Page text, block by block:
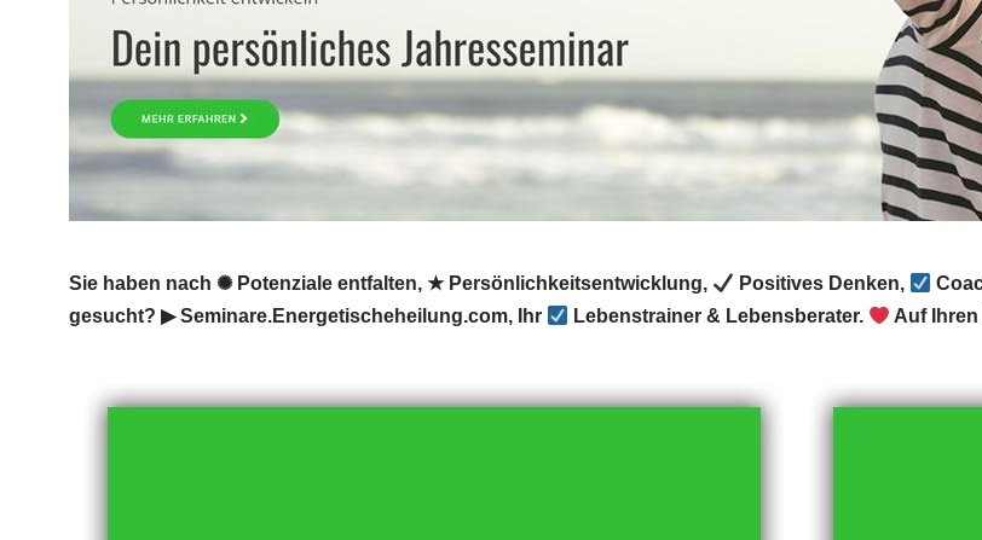
Sie haben nach ✺ Potenziale entfalten, ★ Persönlichkeitsentwicklung, Positives Denken,
gesucht? ▶︎ Seminare.Energetischeheilung.com, Ihr
Lebenstrainer & Lebensberater. Auf